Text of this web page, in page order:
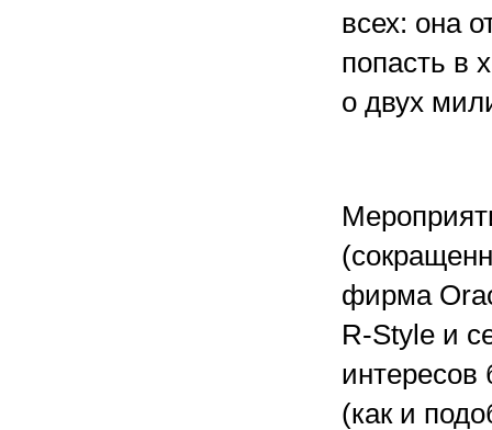
всех: она
попасть в
о двух
фирма
R-Style и
(как и